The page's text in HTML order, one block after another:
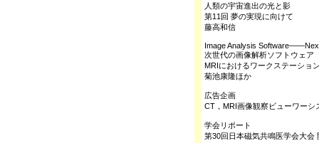
人類の宇宙進出の光と影
第11回 夢の実現に向けて
藤高和信
Image Analysis
次世代の画像解析ソフトウェア
MRIにおけるワークステーショ
菊池康隆ほか
広告企画
CT，MRI画像観察ビューワーシ
学会リポート
第30回日本磁気共鳴医学会大会